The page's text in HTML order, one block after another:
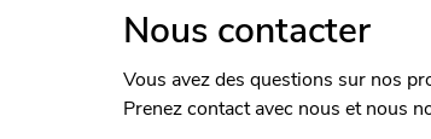
Nous contacter
Vous avez des questions sur nos
Prenez contact avec nous et nous